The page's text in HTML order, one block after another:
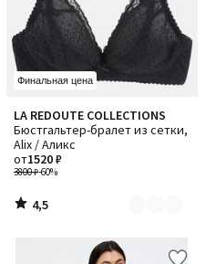
Финальная цена
LA REDOUTE COLLECTIONS
Бюстгальтер-бралет из сетки,
Alix / Аликс
3800 ₽-60%
от1520 ₽
4,5
/ 5
Количество
цветов:
4
4,5
/